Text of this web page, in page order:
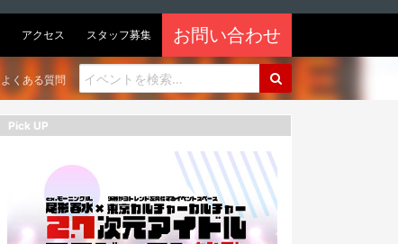
アクセス スタッフ募集 お問い合わせ
よくある質問
Pick UP